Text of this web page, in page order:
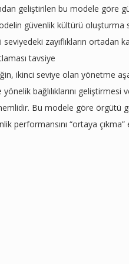
geliştirilen bu modele göre
güvenlik kültürü oluşturma
seviyedeki zayıflıkların
tavsiye
ikinci seviye olan yönetme
bağlılıklarını geliştirmesi
Bu modele göre örgütü
performansını “ortaya